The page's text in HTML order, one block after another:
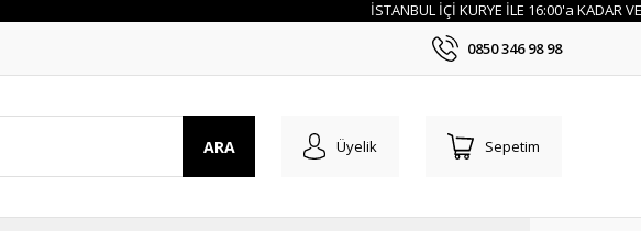
İSTANBUL İÇİ KURYE İLE 16:00'a KADAR
0850 346 98 98
ARA Üyelik Sepetim